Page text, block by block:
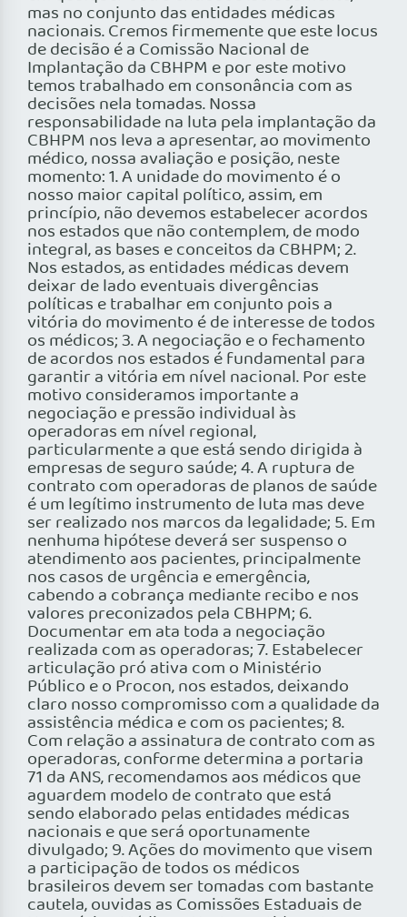
mas no conjunto das entidades médicas
nacionais. Cremos firmemente que este locus
de decisão é a Comissão Nacional de
Implantação da CBHPM e por este motivo
temos trabalhado em consonância com as
decisões nela tomadas. Nossa
responsabilidade na luta pela implantação da
CBHPM nos leva a apresentar, ao movimento
médico, nossa avaliação e posição, neste
momento: 1. A unidade do movimento é o
nosso maior capital político, assim, em
princípio, não devemos estabelecer acordos
nos estados que não contemplem, de modo
integral, as bases e conceitos da CBHPM; 2.
Nos estados, as entidades médicas devem
deixar de lado eventuais divergências
políticas e trabalhar em conjunto pois a
vitória do movimento é de interesse de todos
os médicos; 3. A negociação e o fechamento
de acordos nos estados é fundamental para
garantir a vitória em nível nacional. Por este
motivo consideramos importante a
negociação e pressão individual às
operadoras em nível regional,
particularmente a que está sendo dirigida à
empresas de seguro saúde; 4. A ruptura de
contrato com operadoras de planos de saúde
é um legítimo instrumento de luta mas deve
ser realizado nos marcos da legalidade; 5. Em
nenhuma hipótese deverá ser suspenso o
atendimento aos pacientes, principalmente
nos casos de urgência e emergência,
cabendo a cobrança mediante recibo e nos
valores preconizados pela CBHPM; 6.
Documentar em ata toda a negociação
realizada com as operadoras; 7. Estabelecer
articulação pró ativa com o Ministério
Público e o Procon, nos estados, deixando
claro nosso compromisso com a qualidade da
assistência médica e com os pacientes; 8.
Com relação a assinatura de contrato com as
operadoras, conforme determina a portaria
71 da ANS, recomendamos aos médicos que
aguardem modelo de contrato que está
sendo elaborado pelas entidades médicas
nacionais e que será oportunamente
divulgado; 9. Ações do movimento que visem
a participação de todos os médicos
brasileiros devem ser tomadas com bastante
cautela, ouvidas as Comissões Estaduais de